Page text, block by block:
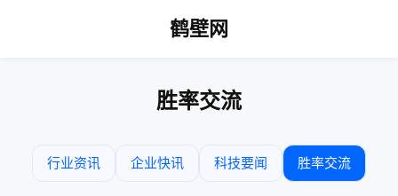
鹤壁网
胜率交流
行业资讯 企业快讯 科技要闻 胜率交流